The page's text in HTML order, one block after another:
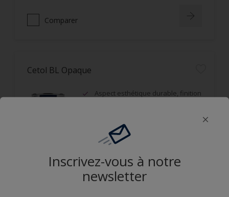
Comparer
Cetol BL Opaque
Aspect esthétique durable, finition
ou d'aspect hétérogène
Résistance aux UV et durabilité du
Inscrivez-vous à notre
newsletter